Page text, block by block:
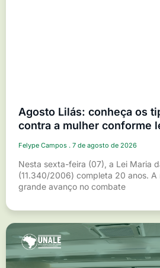
Agosto Lilás: conheça os
contra a mulher conforme
Felype Campos 7 de agosto de 2026
Nesta sexta-feira (07), a Lei Maria
(11.340/2006) completa 20 anos. A
grande avanço no combate